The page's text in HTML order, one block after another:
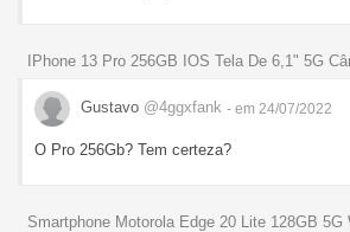
IPhone 13 Pro 256GB IOS Tela De 6,1" 5G
Gustavo @4ggxfank - em 24/07/2022
O Pro 256Gb? Tem certeza?
Smartphone Motorola Edge 20 Lite 128GB 5G